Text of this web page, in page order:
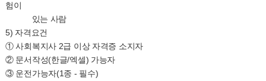
험이
있는 사람
5) 자격요건
① 사회복지사 2급 이상 자격증 소지자
② 문서작성(한글/엑셀) 가능자
③ 운전가능자(1종 - 필수)